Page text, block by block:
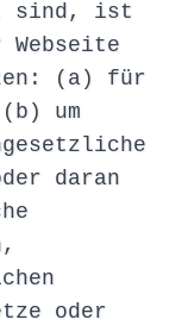
sind, ist
(a) für
um
daran
oder